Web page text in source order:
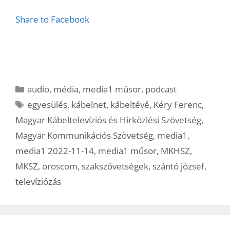
Share to Facebook
Kategória
audio, média, media1 műsor, podcast
Címkék
egyesülés, kábelnet, kábeltévé, Kéry Ferenc,
Magyar Kábeltelevíziós és Hírközlési Szövetség,
Magyar Kommunikációs Szövetség, media1 ,
media1 2022-11-14, media1 műsor, MKHSZ,
MKSZ, oroscom, szakszövetségek, szántó józsef,
televíziózás